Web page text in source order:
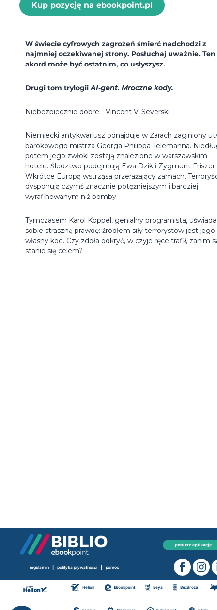
Kup pozycję na ebookpoint.pl
W świecie cyfrowych zagrożeń śmierć nadchodzi z
najmniej oczekiwanej strony. Posłuchaj uważnie. Ten
akord może być ostatnim, co usłyszysz.
Drugi tom trylogiiAI-gent. Mroczne kody.
Niebezpiecznie dobre - Vincent V. Severski.
Niemiecki antykwariusz odnajduje w Żarach zaginiony
barokowego mistrza Georga Philippa Telemanna.
potem jego zwłoki zostają znalezione w warszawskim
hotelu. Śledztwo podejmują Ewa Dzik i Zygmunt Friszer.
Wkrótce Europą wstrząsa przerażający zamach.
dysponują czymś znacznie potężniejszym i bardziej
wyrafinowanym niż bomby.
Tymczasem Karol Koppel, genialny programista,
sobie straszną prawdę: źródłem siły terrorystów jest jego
własny kod. Czy zdoła odkryć, w czyje ręce trafił, zanim
stanie się celem?
pobierz aplikację
regulamin | polityka prywatności | pomoc
Helion Ebookpoint Beya Bezdroza